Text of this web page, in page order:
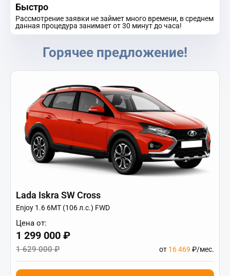
Быстро
Рассмотрение заявки не займет много времени, в среднем
данная процедура занимает от 30 минут до часа!
Горячее предложение!
Lada Iskra SW Cross
Enjoy 1.6 6МТ (106 л.с.) FWD
Цена от:
1 299 000 ₽
1 629 000 ₽ от 16 469 ₽/мес.
Трудно принять решение?
самые выгодные условия!
Купить новый
от2 340 000₽